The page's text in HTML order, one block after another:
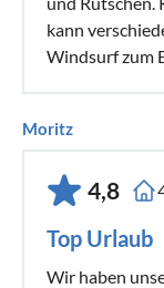
kann
Windsurf zum
Moritz
4,8
Top Urlaub
Wir haben